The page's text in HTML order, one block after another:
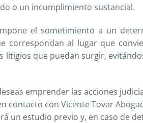
o un incumplimiento sustancial.
el sometimiento a un
correspondan al lugar que
que puedan surgir,
emprender las acciones
contacto con Vicente Tovar
un estudio previo y, en caso de